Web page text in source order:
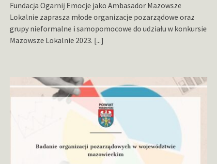
Fundacja Ogarnij Emocje jako Ambasador Mazowsze
Lokalnie zaprasza młode organizacje pozarządowe oraz
grupy nieformalne i samopomocowe do udziału w konkursie
Mazowsze Lokalnie 2023. [...]